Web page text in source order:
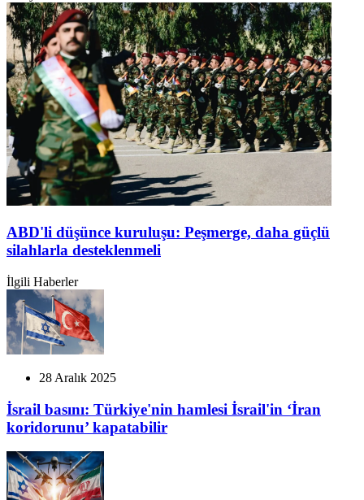
ABD'li düşünce kuruluşu: Peşmerge, daha güçlü
silahlarla desteklenmeli
İlgili Haberler
28 Aralık 2025
İsrail basını: Türkiye'nin hamlesi İsrail'in ‘İran
koridorunu’ kapatabilir